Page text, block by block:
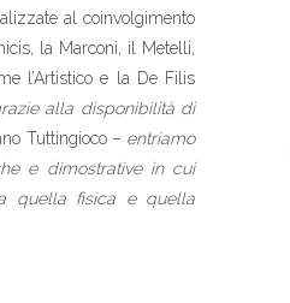
al coinvolgimento
la Marconi, il Metelli,
l’Artistico e la De Filis
alla disponibilità di
Tuttingioco – entriamo
e dimostrative in cui
quella fisica e quella